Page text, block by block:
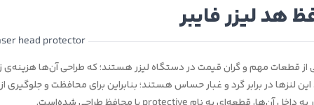
دستگاه جوش لیزری طلا
دستگاه پرس برک
دوئر
دانلود نرم‌افزار لیزر
رایگان
دستگاه لیزر سنگ
دستگاه لیزر آهن دستگاه لیزر
دستگاه لیزر مس و برنج دستگاه
هد لیزر فایبر
head protector
از قطعات مهم و گران قیمت در دستگاه لیزر هستند؛ که طراحی آن‌ها هزینه‌ی
این لنزها در برابر گرد و غبار حساس هستند؛ بنابراین برای محافظت و جلوگیری